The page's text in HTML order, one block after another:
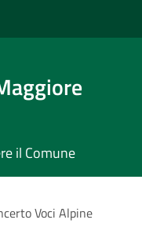
il Comune
Voci Alpine